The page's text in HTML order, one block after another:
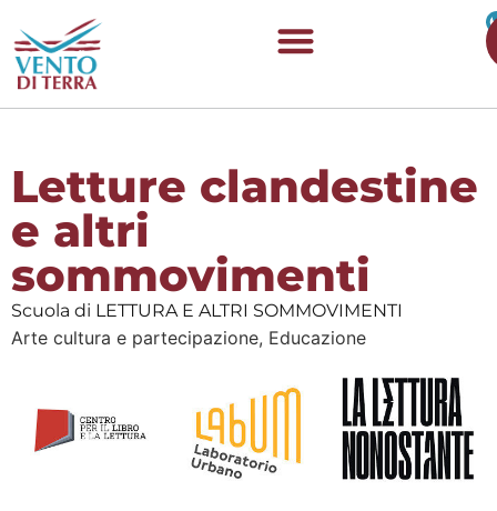
Letture clandestine
e altri
sommovimenti
Scuola di LETTURA E ALTRI SOMMOVIMENTI
Arte cultura e partecipazione, Educazione